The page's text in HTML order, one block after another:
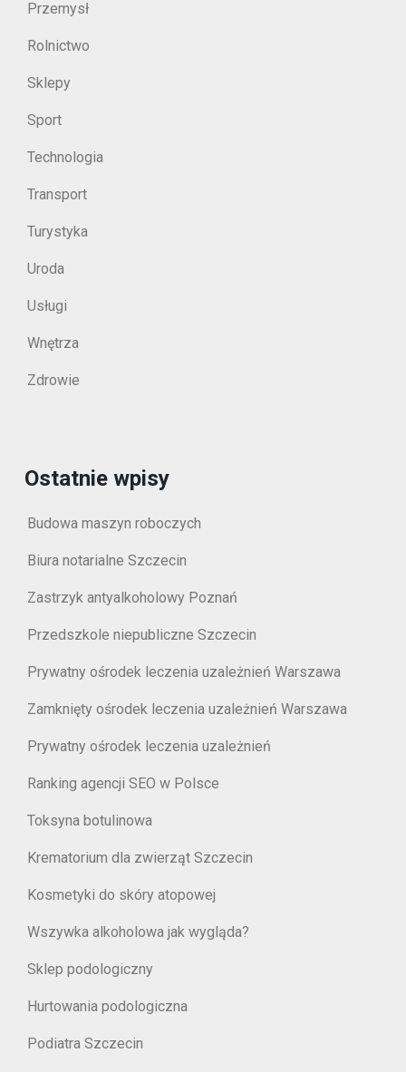
Przemysł
Rolnictwo
Sklepy
Sport
Technologia
Transport
Turystyka
Uroda
Usługi
Wnętrza
Zdrowie
Ostatnie wpisy
Budowa maszyn roboczych
Biura notarialne Szczecin
Zastrzyk antyalkoholowy Poznań
Przedszkole niepubliczne Szczecin
Prywatny ośrodek leczenia uzależnień Warszawa
Zamknięty ośrodek leczenia uzależnień Warszawa
Prywatny ośrodek leczenia uzależnień
Ranking agencji SEO w Polsce
Toksyna botulinowa
Krematorium dla zwierząt Szczecin
Kosmetyki do skóry atopowej
Wszywka alkoholowa jak wygląda?
Sklep podologiczny
Hurtowania podologiczna
Podiatra Szczecin